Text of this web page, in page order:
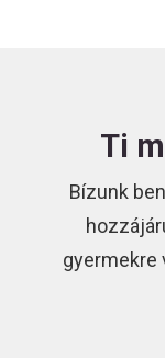
Ti
Bízunk
gyermekre